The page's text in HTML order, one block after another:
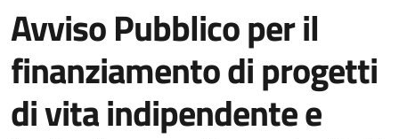
Avviso Pubblico per il
finanziamento di progetti
di vita indipendente e